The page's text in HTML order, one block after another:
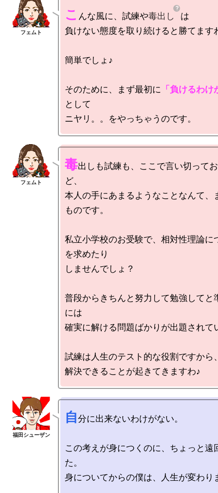
こ んな風に、試練や毒出し
は
負けない態度を取り続けると勝てま
簡単でしょ♪
そのために、まず最初に 「負けるわ
として
毒出しも試練も、ここで言い切って
ど、
本人の手にあまるようなことなんて、
ものです。
私立小学校のお受験で、相対性理論に
を求めたり
しませんでしょ？
普段からきちんと努力して勉強してと
には
確実に解ける問題ばかりが出題されて
試練は人生のテスト的な役割ですから
自分に出来ないわけがない。
この考えが身につくのに、ちょっと遠
た。
身についてからの僕は、人生が変わり